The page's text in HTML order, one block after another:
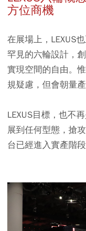
方位商機
在展場上，LEXUS
罕見的六輪設計，
實現空間的自由。
規疑慮，但會朝量產
LEXUS目標，也不
展到任何型態，搶
台已經進入實產階